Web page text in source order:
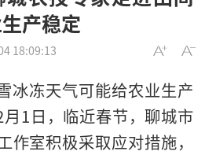
产稳定
18:09:13
冰冻天气可能给农业生产
1日，临近春节，聊城市
作室积极采取应对措施，